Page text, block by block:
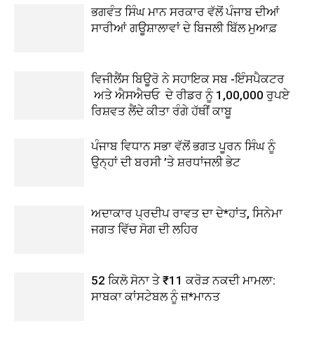
ਭਗਵੰਤ ਸਿੰਘ ਮਾਨ ਸਰਕਾਰ ਵੱਲੋਂ ਪੰਜਾਬ ਦੀਆਂ
ਸਾਰੀਆਂ ਗਊਸ਼ਾਲਾਵਾਂ ਦੇ ਬਿਜਲੀ ਬਿੱਲ ਮੁਆਫ਼
ਵਿਜੀਲੈਂਸ ਬਿਊਰੋ ਨੇ ਸਹਾਇਕ ਸਬ -ਇੰਸਪੈਕਟਰ
ਅਤੇ ਐਸਐਚਓ ਦੇ ਰੀਡਰ ਨੂੰ 1,00,000 ਰੁਪਏ
ਰਿਸ਼ਵਤ ਲੈਂਦੇ ਕੀਤਾ ਰੰਗੇ ਹੱਥੀਂ ਕਾਬੂ
ਪੰਜਾਬ ਵਿਧਾਨ ਸਭਾ ਵੱਲੋਂ ਭਗਤ ਪੂਰਨ ਸਿੰਘ ਨੂੰ
ਉਨ੍ਹਾਂ ਦੀ ਬਰਸੀ ’ਤੇ ਸ਼ਰਧਾਂਜਲੀ ਭੇਟ
ਅਦਾਕਾਰ ਪ੍ਰਦੀਪ ਰਾਵਤ ਦਾ ਦੇ*ਹਾਂਤ, ਸਿਨੇਮਾ
ਜਗਤ ਵਿੱਚ ਸੋਗ ਦੀ ਲਹਿਰ
52 ਕਿਲੋ ਸੋਨਾ ਤੇ ₹11 ਕਰੋੜ ਨਕਦੀ ਮਾਮਲਾ:
ਸਾਬਕਾ ਕਾਂਸਟੇਬਲ ਨੂੰ ਜ਼*ਮਾਨਤ